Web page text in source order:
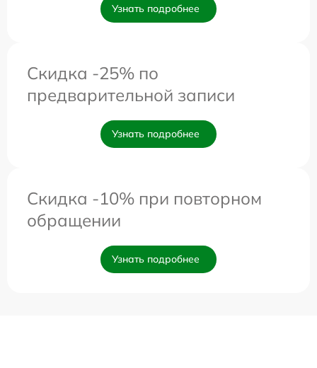
Узнать подробнее
Скидка -25% по
предварительной записи
Узнать подробнее
Скидка -10% при повторном
обращении
Узнать подробнее